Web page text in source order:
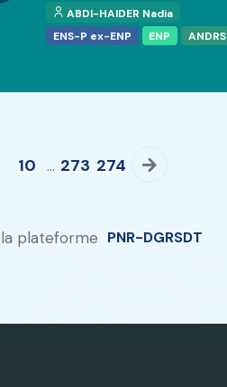
ABDI-HAIDER Nadia
ENS-P ex-ENP
ENP ANDRS
10 ... 273 274
la plateforme PNR-DGRSDT